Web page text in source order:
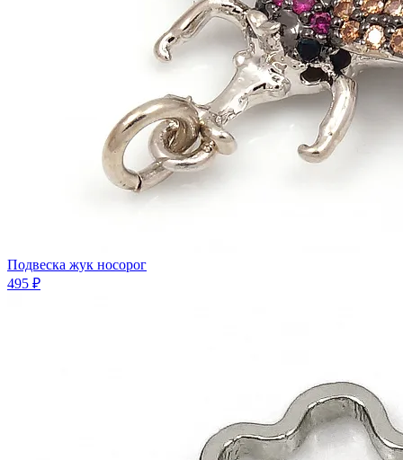
Подвеска жук носорог
495 ₽